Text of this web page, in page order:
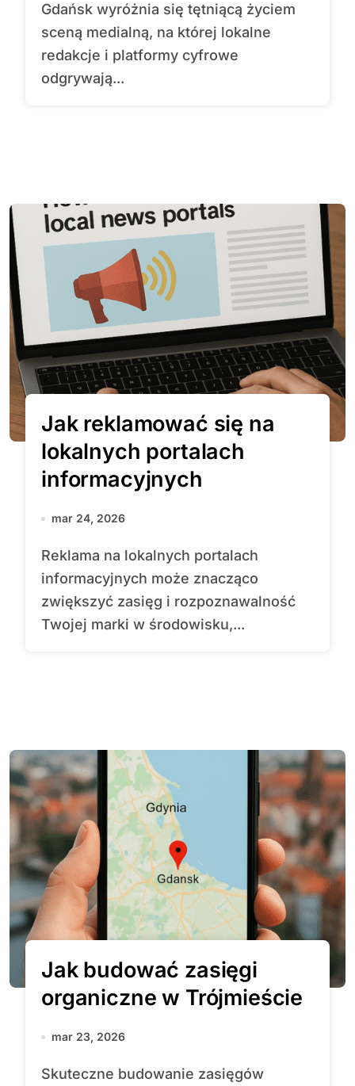
Gdańsk wyróżnia się tętniącą życiem
sceną medialną, na której lokalne
redakcje i platformy cyfrowe
odgrywają...
Jak reklamować się na
lokalnych portalach
informacyjnych
mar 24, 2026
Reklama na lokalnych portalach
informacyjnych może znacząco
zwiększyć zasięg i rozpoznawalność
Twojej marki w środowisku,...
Jak budować zasięgi
organiczne w Trójmieście
mar 23, 2026
Skuteczne budowanie zasięgów